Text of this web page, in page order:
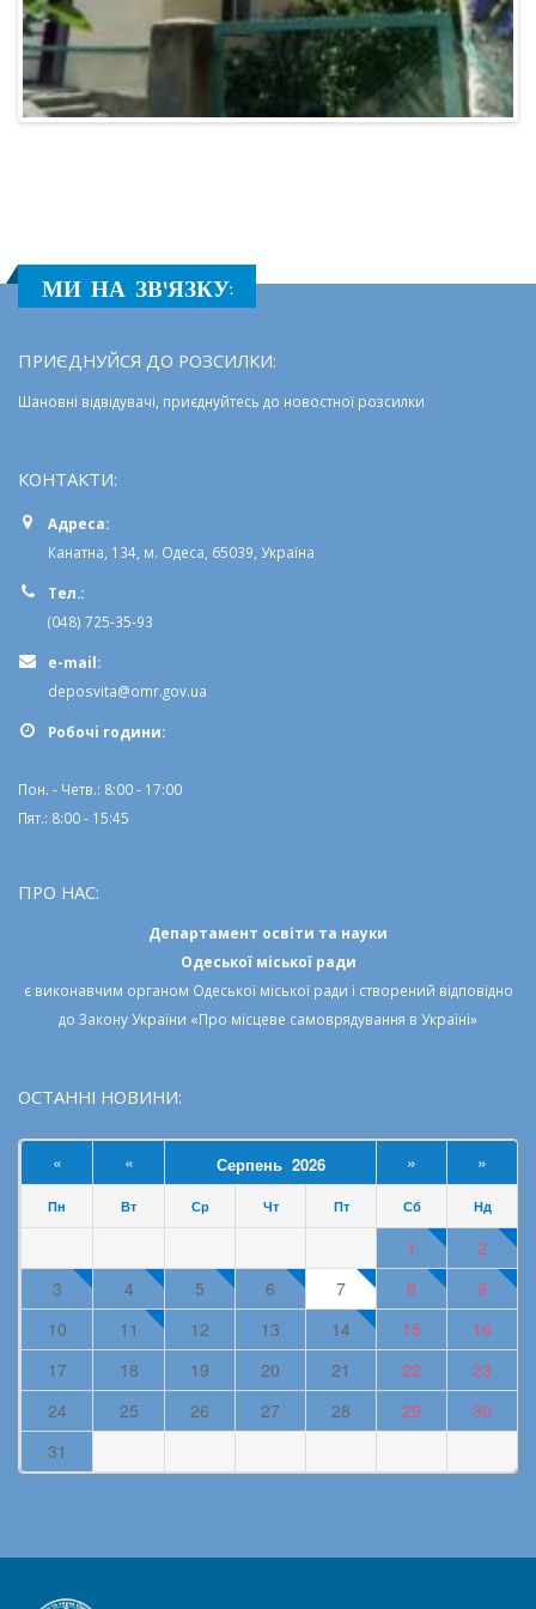
МИ НА ЗВ'ЯЗКУ:
ПРИЄДНУЙСЯ ДО РОЗСИЛКИ:
Шановні відвідувачі, приєднуйтесь до новостної розсилки
КОНТАКТИ:
Адреса:
Канатна, 134, м. Одеса, 65039, Україна
Тел.:
(048) 725-35-93
e-mail:
deposvita@omr.gov.ua
Робочi години:
Пон. - Четв.: 8:00 - 17:00
Пят.: 8:00 - 15:45
ПРО НАС:
Департамент освіти та науки
Одеської міської ради
є виконавчим органом Одеської міської ради і створений відповідно
до Закону України «Про місцеве самоврядування в Україні»
ОСТАННІ НОВИНИ:
« « Серпень 2026 » »
Пн Вт Ср Чт Пт Сб Нд
1
2
3
4 5 6 7 8
9
10
11 12 13 14 15
16
17
18 19 20 21 22
23
24
25 26 27 28 29
30
31